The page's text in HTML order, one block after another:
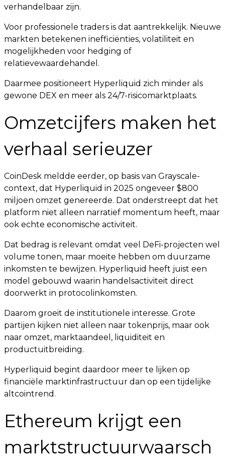
verhandelbaar zijn.
Voor professionele traders is dat aantrekkelijk. Nieuwe
markten betekenen inefficiënties, volatiliteit en
mogelijkheden voor hedging of
relatievewaardehandel.
Daarmee positioneert Hyperliquid zich minder als
gewone DEX en meer als 24/7-risicomarktplaats.
Omzetcijfers maken het
verhaal serieuzer
CoinDesk meldde eerder, op basis van Grayscale-
context, dat Hyperliquid in 2025 ongeveer $800
miljoen omzet genereerde. Dat onderstreept dat het
platform niet alleen narratief momentum heeft, maar
ook echte economische activiteit.
Dat bedrag is relevant omdat veel DeFi-projecten wel
volume tonen, maar moeite hebben om duurzame
inkomsten te bewijzen. Hyperliquid heeft juist een
model gebouwd waarin handelsactiviteit direct
doorwerkt in protocolinkomsten.
Daarom groeit de institutionele interesse. Grote
partijen kijken niet alleen naar tokenprijs, maar ook
naar omzet, marktaandeel, liquiditeit en
productuitbreiding.
Hyperliquid begint daardoor meer te lijken op
financiële marktinfrastructuur dan op een tijdelijke
altcointrend.
Ethereum krijgt een
marktstructuurwaarsch